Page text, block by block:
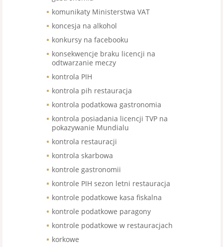
komunikaty Ministerstwa VAT
koncesja na alkohol
konkursy na facebooku
konsekwencje braku licencji na
odtwarzanie meczy
kontrola PIH
kontrola pih restauracja
kontrola podatkowa gastronomia
kontrola posiadania licencji TVP na
pokazywanie Mundialu
kontrola restauracji
kontrola skarbowa
kontrole gastronomii
kontrole PIH sezon letni restauracja
kontrole podatkowe kasa fiskalna
kontrole podatkowe paragony
kontrole podatkowe w restauracjach
korkowe